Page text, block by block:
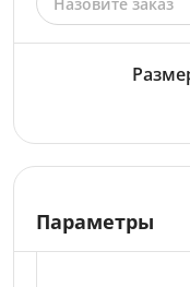
Параметры